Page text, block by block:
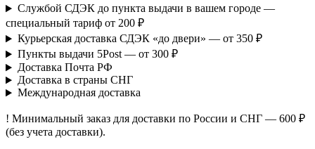
Службой СДЭК до пункта выдачи в вашем городе —
специальный тариф от 200 ₽
Курьерская доставка СДЭК «до двери» — от 350 ₽
Пункты выдачи 5Post — от 300 ₽
Доставка Почта РФ
Доставка в страны СНГ
Международная доставка
! Минимальный заказ для доставки по России и СНГ — 600 ₽
(без учета доставки).